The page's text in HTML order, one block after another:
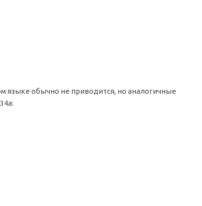
языке обычно не приводится, но аналогичные